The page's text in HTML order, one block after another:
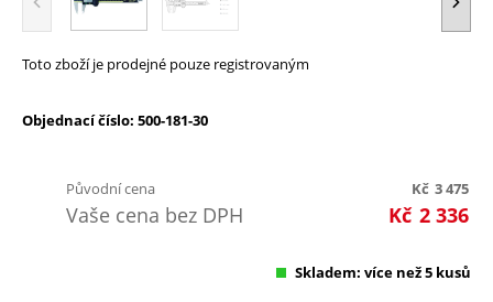
Toto zboží je prodejné pouze registrovaným
Objednací číslo: 500-181-30
Původní cena 3 475
Kč
Vaše cena bez DPH 2 336
Kč
Skladem: více než 5 kusů